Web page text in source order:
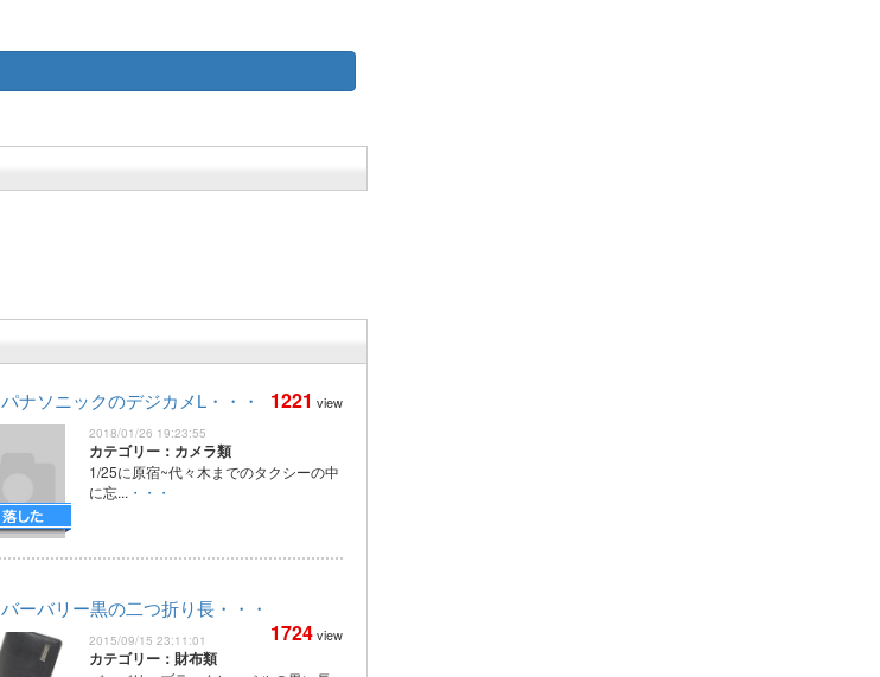
パナソニックのデジカメL・・・ 1221 view
2018/01/26 19:23:55
カテゴリー：カメラ類
1/25に原宿~代々木までのタクシーの中
に忘... ・・・
バーバリー黒の二つ折り長・・・
1724view
2015/09/15 23:11:01
カテゴリー：財布類